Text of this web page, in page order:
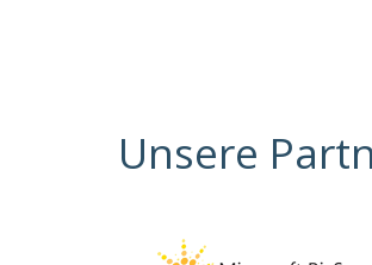
Unsere